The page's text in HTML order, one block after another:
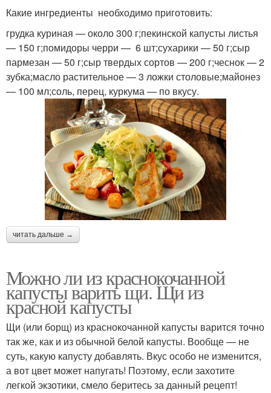
Какие ингредиенты необходимо приготовить:
грудка куриная — около 300 г;пекинской капусты листья
— 150 г;помидоры черри — 6 шт;сухарики — 50 г;сыр
пармезан — 50 г;сыр твердых сортов — 200 г;чеснок — 2
зубка;масло растительное — 3 ложки столовые;майонез
— 100 мл;соль, перец, куркума — по вкусу.
читать дальше →
Можно ли из краснокочанной
капусты варить щи. Щи из
красной капусты
Щи (или борщ) из краснокочанной капусты варится точно
так же, как и из обычной белой капусты. Вообще — не
суть, какую капусту добавлять. Вкус особо не изменится,
а вот цвет может напугать! Поэтому, если захотите
легкой экзотики, смело беритесь за данный рецепт!